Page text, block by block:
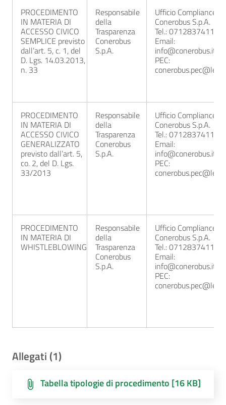
PROCEDIMENTO
IN MATERIA DI
ACCESSO CIVICO
SEMPLICE previsto
dall’art. 5, c. 1, del
D. Lgs. 14.03.2013,
n. 33
Responsabile
della
Trasparenza
Conerobus
S.p.A.
Ufficio Compliance
Conerobus S.p.A.
Tel.: 0712837411
Email:
info@conerobus.it
PEC:
PROCEDIMENTO
IN MATERIA DI
ACCESSO CIVICO
GENERALIZZATO
previsto dall’art. 5,
co. 2, del D. Lgs.
33/2013
Responsabile
della
Trasparenza
Conerobus
S.p.A.
Ufficio Compliance
Conerobus S.p.A.
Tel.: 0712837411
Email:
info@conerobus.it
PEC:
PROCEDIMENTO
IN MATERIA DI
WHISTLEBLOWING
Responsabile
della
Trasparenza
Conerobus
S.p.A.
Ufficio Compliance
Conerobus S.p.A.
Tel.: 0712837411
Email:
info@conerobus.it
PEC:
Allegati (1)
Tabella tipologie di procedimento [16 KB]